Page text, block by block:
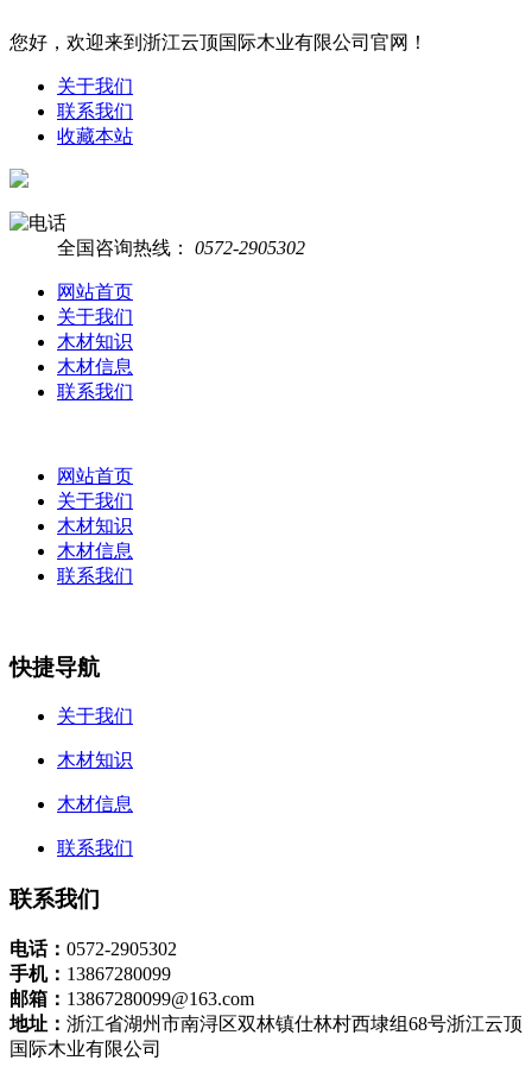
您好，欢迎来到浙江云顶国际木业有限公司官网！
关于我们
联系我们
收藏本站
全国咨询热线： 0572-2905302
网站首页
关于我们
木材知识
木材信息
联系我们
网站首页
关于我们
木材知识
木材信息
联系我们
快捷导航
关于我们
木材知识
木材信息
联系我们
联系我们
电话： 0572-2905302
手机： 13867280099
邮箱： 13867280099@163.com
地址： 浙江省湖州市南浔区双林镇仕林村西埭组68号浙江云顶
国际木业有限公司